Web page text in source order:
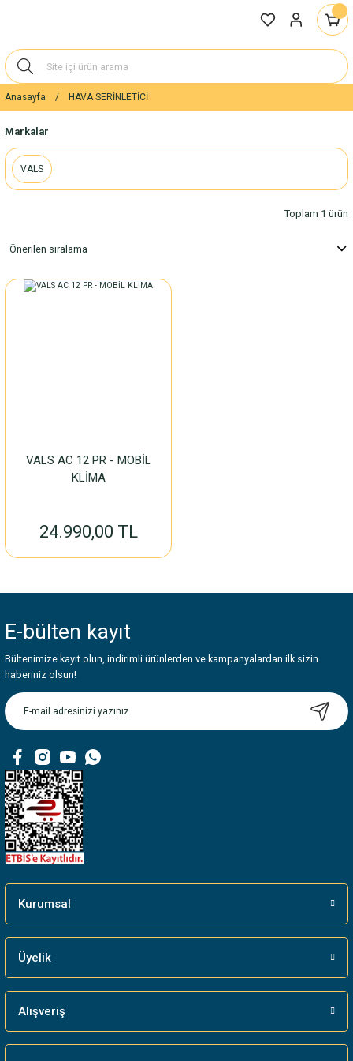
Anasayfa HAVA SERİNLETİCİ
Markalar
VALS
Toplam 1 ürün
VALS AC 12 PR - MOBİL
KLİMA
24.990,00 TL
E-bülten kayıt
Bültenimize kayıt olun, indirimli ürünlerden ve kampanyalardan ilk sizin
haberiniz olsun!
Kurumsal
Üyelik
Alışveriş